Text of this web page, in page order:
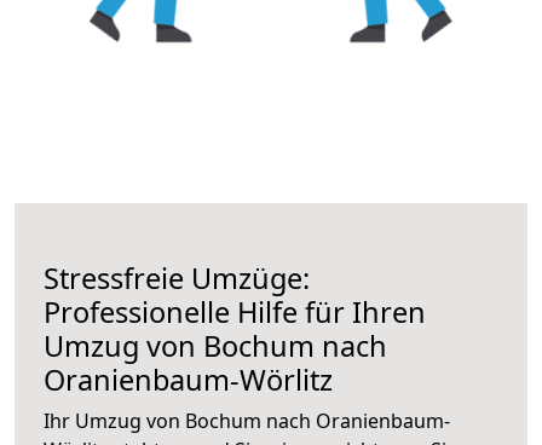
Stressfreie Umzüge:
Professionelle Hilfe für Ihren
Umzug von Bochum nach
Oranienbaum-Wörlitz
Ihr Umzug von Bochum nach Oranienbaum-